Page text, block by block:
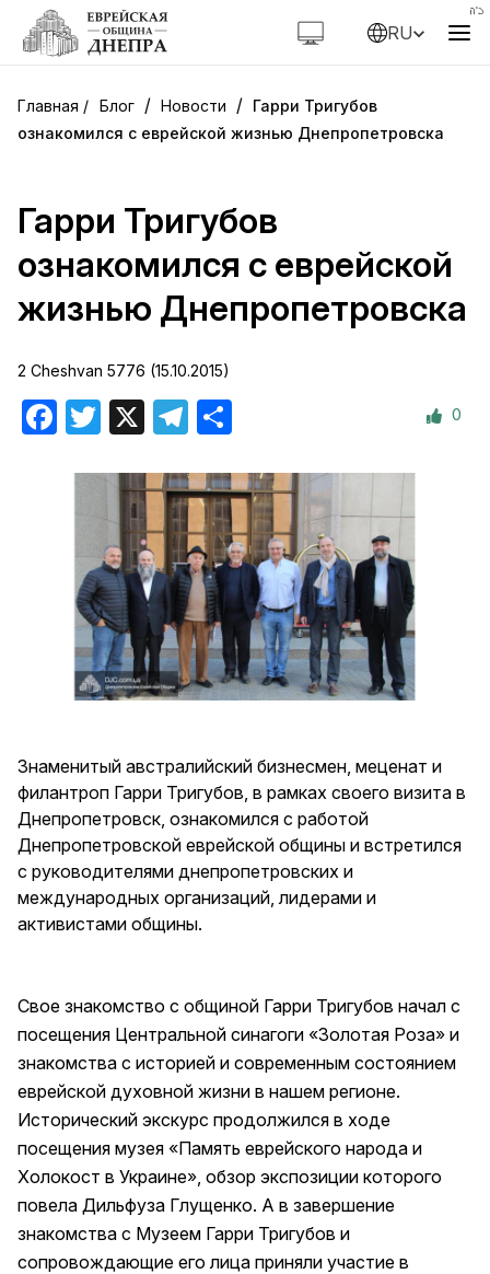
RU
Блог / Новости / Гарри Тригубов
ознакомился с еврейской жизнью Днепропетровска
Гарри Тригубов
ознакомился с еврейской
жизнью Днепропетровска
2 Cheshvan 5776 (15.10.2015)
Facebook
Twitter Telegram 0
Знаменитый австралийский бизнесмен, меценат и
филантроп Гарри Тригубов, в рамках своего визита в
Днепропетровск, ознакомился с работой
Днепропетровской еврейской общины и встретился
с руководителями днепропетровских и
международных организаций, лидерами и
активистами общины.
Свое знакомство с общиной Гарри Тригубов начал с
посещения Центральной синагоги «Золотая Роза» и
знакомства с историей и современным состоянием
еврейской духовной жизни в нашем регионе.
Исторический экскурс продолжился в ходе
посещения музея «Память еврейского народа и
Холокост в Украине», обзор экспозиции которого
повела Дильфуза Глущенко. А в завершение
знакомства с Музеем Гарри Тригубов и
сопровождающие его лица приняли участие в